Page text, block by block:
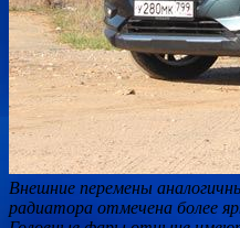
Внешние перемены
радиатора отмечена более